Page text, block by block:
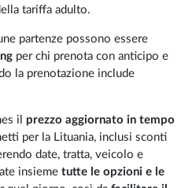
tariffa adulto.
partenze possono essere
per chi prenota con anticipo e
la prenotazione include
il prezzo aggiornato in tempo
per la Lituania, inclusi sconti
date, tratta, veicolo e
insiemetutte le opzioni e le